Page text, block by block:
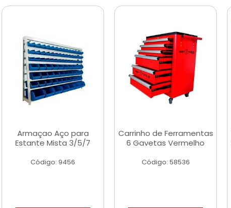
Armaçao Aço para
Estante Mista 3/5/7
Código: 9456
Carrinho de Ferramentas
6 Gavetas Vermelho
Código: 58536